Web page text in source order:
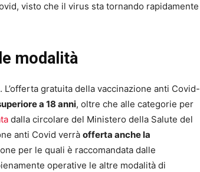
visto che il virus sta tornando rapidamente
modalità
gratuita della vaccinazione anti Covid-
a 18 anni, oltre che alle categorie per
dalla circolare del Ministero della Salute del
anti Covid verrà offerta anche la
per le quali è raccomandata dalle
operative le altre modalità di